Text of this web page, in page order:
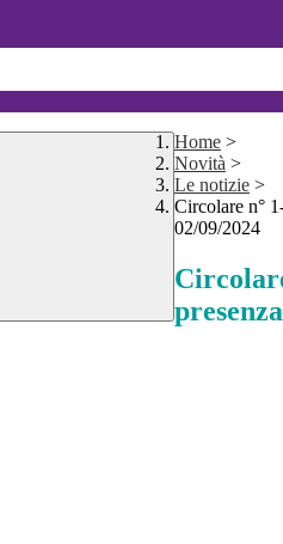
Home >
Novità >
Le notizie >
Circolare n°
02/09/2024